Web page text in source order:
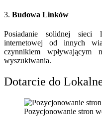
3. Budowa Linków
Posiadanie solidnej sieci
internetowej od innych
czynnikiem
wyszukiwania.
Dotarcie do
Pozycjonowanie stron